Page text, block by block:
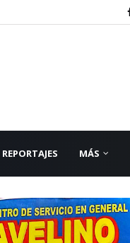
REPORTAJES MÁS